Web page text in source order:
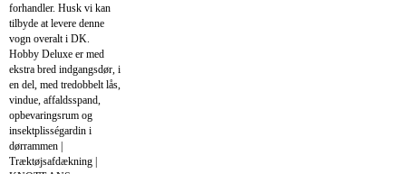
forhandler. Husk vi kan
tilbyde at levere denne
vogn overalt i DK.
Hobby Deluxe er med
ekstra bred indgangsdør, i
en del, med tredobbelt lås,
vindue, affaldsspand,
opbevaringsrum og
insektplisségardin i
dørrammen |
Træktøjsafdækning |